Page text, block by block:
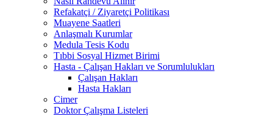
Refakatçi / Ziyaretçi Politikası
Muayene Saatleri
Anlaşmalı Kurumlar
Medula Tesis Kodu
Tıbbi Sosyal Hizmet Birimi
Hasta - Çalışan Hakları ve Sorumlulukları
Çalışan Hakları
Hasta Hakları
Cimer
Doktor Çalışma Listeleri